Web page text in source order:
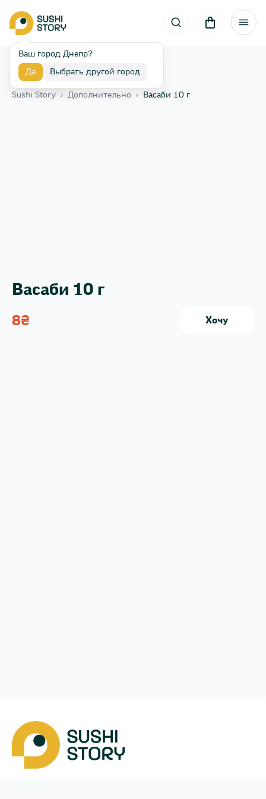
Ваш город Днепр?
Да Выбрать другой город
Назад
Sushi Story › Дополнительно › Васаби 10 г
Васаби 10 г
8₴ Хочу